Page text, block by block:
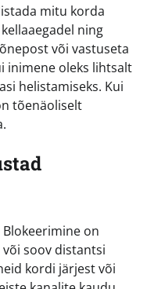
mitu korda
ning
või vastuseta
inimene oleks lihtsalt
helistamiseks. Kui
tõenäoliselt
on
soov distantsi
kordi järjest või